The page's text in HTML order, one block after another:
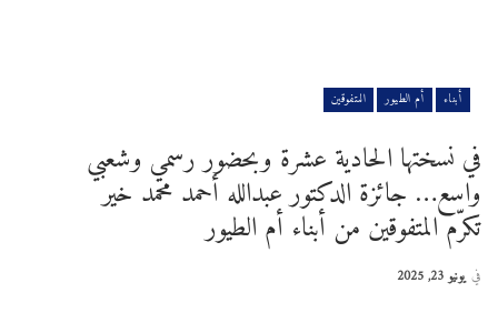
أبناء أم الطيور المتفوقين
في نسختها الحادية عشرة وبحضور رسمي وشعبي
واسع… جائزة الدكتور عبدالله أحمد محمد خير
تكرّم المتفوقين من أبناء أم الطيور
في يونيو 23, 2025